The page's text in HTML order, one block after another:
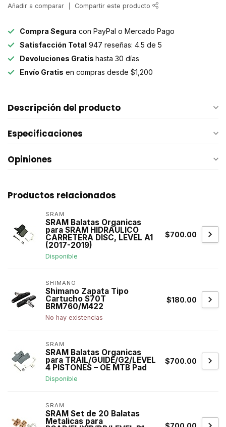
Añadir a comparar Compartir este producto
Compra Segura con PayPal o Mercado Pago
Satisfacción Total 947 reseñas: 4.5 de 5
Devoluciones Gratis hasta 30 días
Envío Gratis en compras desde $1,200
Descripción del producto
Especificaciones
Opiniones
Productos relacionados
SRAM
SRAM Balatas Organicas
para SRAM HIDRÁULICO
CARRETERA DISC, LEVEL A1
(2017-2019)
Disponible
$700.00
SHIMANO
Shimano Zapata Tipo
Cartucho S70T
BRM760/M422
No hay existencias
$180.00
SRAM
SRAM Balatas Organicas
para TRAIL/GUIDE/G2/LEVEL
4 PISTONES – OE MTB Pad
Disponible
$700.00
SRAM
SRAM Set de 20 Balatas
Metalicas para